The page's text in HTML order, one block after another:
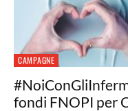
CAMPAGNE
fondi FNOPI per